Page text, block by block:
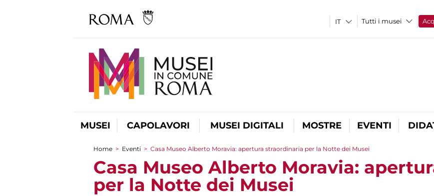
Tutti i musei
MUSEI CAPOLAVORI MUSEI DIGITALI MOSTRE EVENTI
Tu sei qui
Home > Eventi > Casa Museo Alberto Moravia: apertura straordinaria per la Notte dei Musei
Casa Museo Alberto Moravia:
per la Notte dei Musei